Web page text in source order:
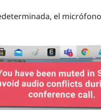
el